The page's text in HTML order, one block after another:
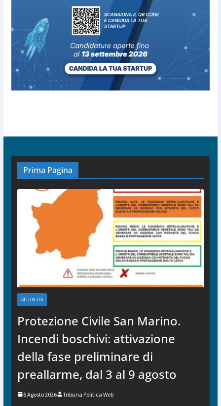
Prima Pagina
ATTUALITÀ
Protezione Civile San Marino.
Incendi boschivi: attivazione
della fase preliminare di
preallarme, dal 3 al 9 agosto
6 Agosto 2026 Tribuna Politica Web